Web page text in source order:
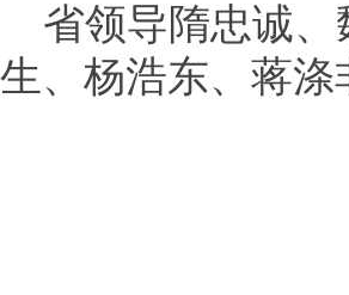
省领导隋忠诚
生、杨浩东、蒋